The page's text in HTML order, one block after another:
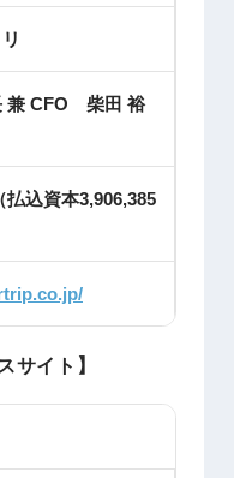
兼 CFO 柴田 裕
払込資本3,906,385
サイト】